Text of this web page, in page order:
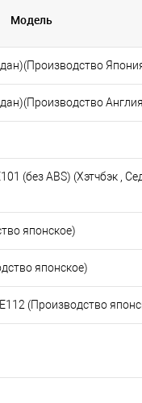
Модель
(без ABS) (Хэтчбэк ,
японское)
японское)
(Производство